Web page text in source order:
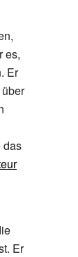
es,
Er
das
Er